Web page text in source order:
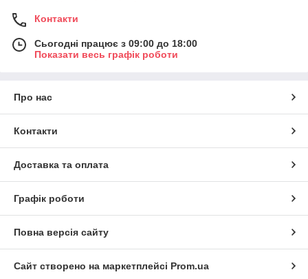
Контакти
Сьогодні працює з 09:00 до 18:00
Показати весь графік роботи
Про нас
Контакти
Доставка та оплата
Графік роботи
Повна версія сайту
Сайт створено на маркетплейсі Prom.ua